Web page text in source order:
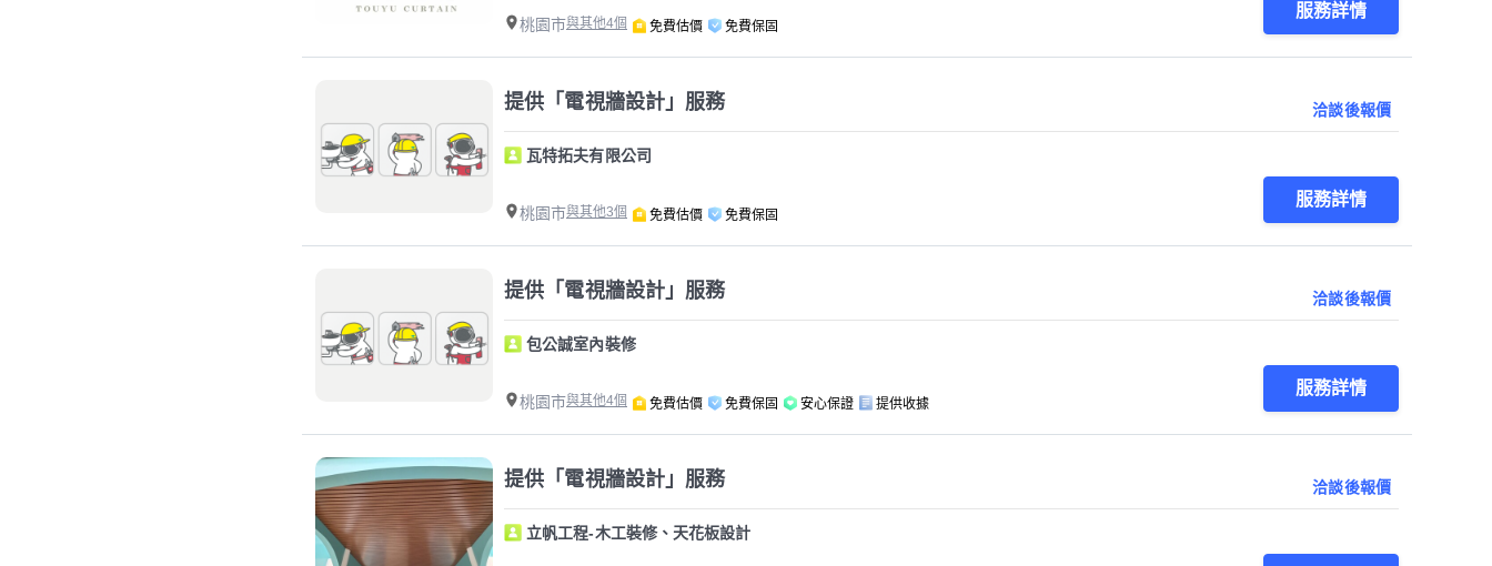
桃園市與其他4個 免費估價 免費保固
服務詳情
提供「電視牆設計」服務 洽談後報價
瓦特拓夫有限公司
桃園市與其他3個 免費估價 免費保固
服務詳情
提供「電視牆設計」服務 洽談後報價
包公誠室內裝修
桃園市與其他4個 免費估價 免費保固 安心保證 提供收據
服務詳情
提供「電視牆設計」服務 洽談後報價
立帆工程-木工裝修、天花板設計